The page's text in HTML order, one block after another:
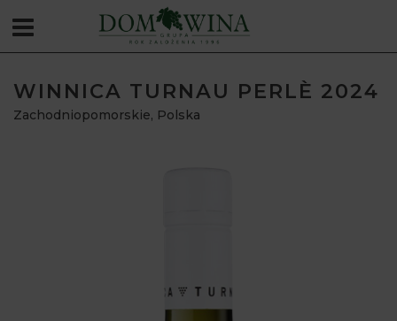
WINNICA TURNAU PERLÈ 2024
Zachodniopomorskie, Polska